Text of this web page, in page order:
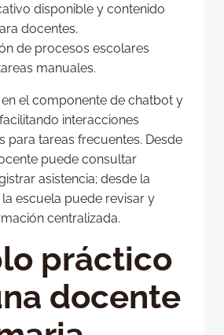
disponible y contenido
docentes.
de procesos escolares
manuales.
el componente de chatbot y
interacciones
para tareas frecuentes. Desde
puede consultar
asistencia; desde la
escuela puede revisar y
centralizada.
práctico
docente